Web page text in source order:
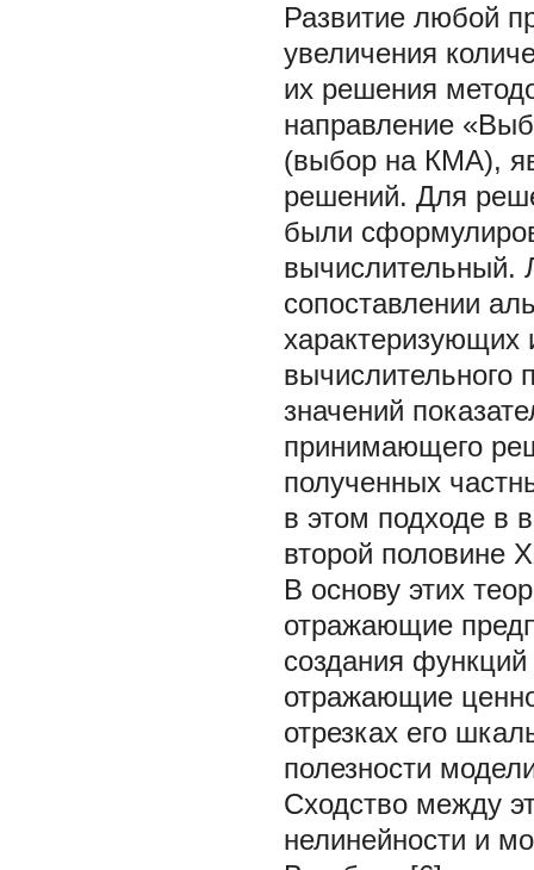
Развитие любой
увеличения
их решения
направление
(выбор на КМА),
решений. Для
были
вычислительный.
сопоставлении
характеризующих
вычислительного
значений
принимающего
полученных
в этом подходе в
второй половине
В основу этих
отражающие
создания
отражающие
отрезках его
полезности
Сходство между
нелинейности и